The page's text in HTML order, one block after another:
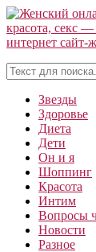
Звезды
Здоровье
Диета
Дети
Он и я
Шоппинг
Красота
Интим
Вопросы
Новости
Разное